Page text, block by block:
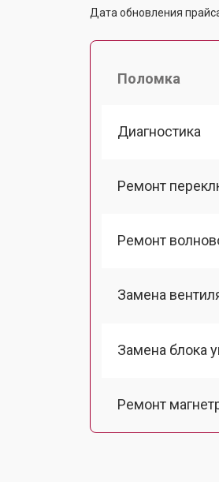
Дата обновления
Поломка
Диагностика
Ремонт
Ремонт
Замена
Замена блока
Ремонт